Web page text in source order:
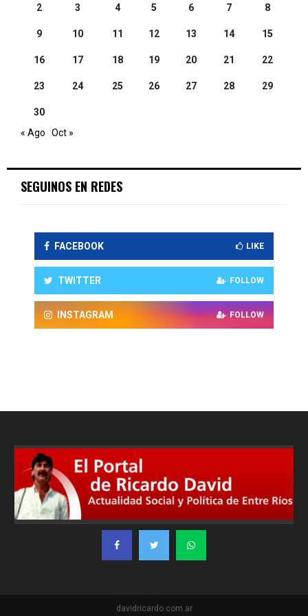
2 3 4 5 6 7 8
9 10 11 12 13 14 15
16 17 18 19 20 21 22
23 24 25 26 27 28 29
30
« Ago
Oct »
SEGUINOS EN REDES
FACEBOOK LIKE
TWITTER FOLLOW
INSTAGRAM FOLLOW
davidricardo.com.ar